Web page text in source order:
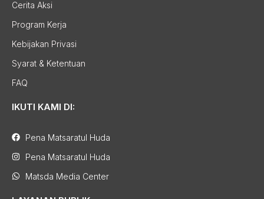
Cerita Aksi
Program Kerja
Kebijakan Privasi
Syarat & Ketentuan
FAQ
IKUTI KAMI DI:
Pena Matsaratul Huda
Pena Matsaratul Huda
Matsda Media Center